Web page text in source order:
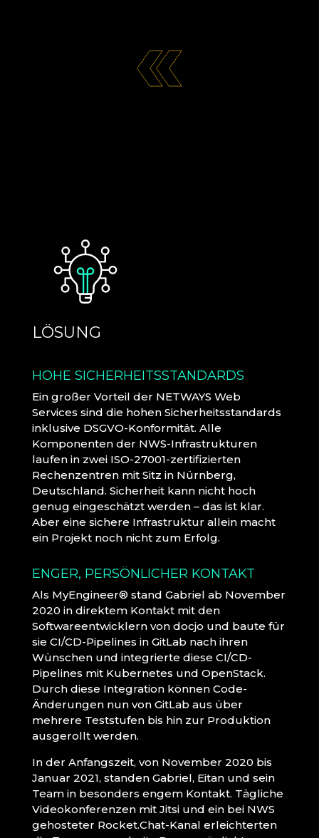
LÖSUNG
HOHE SICHERHEITSSTANDARDS
Ein großer Vorteil der NETWAYS Web
Services sind die hohen Sicherheitsstandards
inklusive DSGVO-Konformität. Alle
Komponenten der NWS-Infrastrukturen
laufen in zwei ISO-27001-zertifizierten
Rechenzentren mit Sitz in Nürnberg,
Deutschland. Sicherheit kann nicht hoch
genug eingeschätzt werden – das ist klar.
Aber eine sichere Infrastruktur allein macht
ein Projekt noch nicht zum Erfolg.
ENGER, PERSÖNLICHER KONTAKT
Als MyEngineer® stand Gabriel ab November
2020 in direktem Kontakt mit den
Softwareentwicklern von docjo und baute für
sie CI/CD-Pipelines in GitLab nach ihren
Wünschen und integrierte diese CI/CD-
Pipelines mit Kubernetes und OpenStack.
Durch diese Integration können Code-
Änderungen nun von GitLab aus über
mehrere Teststufen bis hin zur Produktion
ausgerollt werden.
In der Anfangszeit, von November 2020 bis
Januar 2021, standen Gabriel, Eitan und sein
Team in besonders engem Kontakt. Tägliche
Videokonferenzen mit Jitsi und ein bei NWS
gehosteter Rocket.Chat-Kanal erleichterten